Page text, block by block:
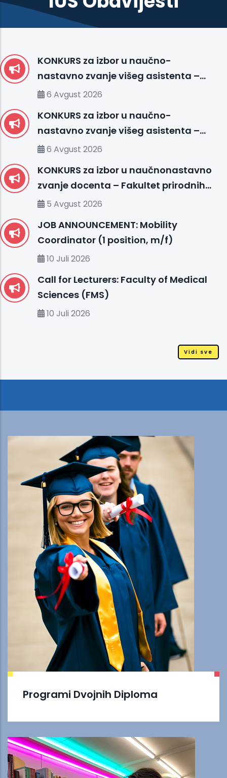
KONKURS za izbor u naučno-
nastavno zvanje višeg asistenta –
Medicinska biologija sa genetikom
6 Avgust 2026
KONKURS za izbor u naučno-
nastavno zvanje višeg asistenta –
Fakultet medicinskih nauka (FMS)
6 Avgust 2026
KONKURS za izbor u naučnonastavno
zvanje docenta – Fakultet prirodnih i
tehničkih nauka (FENS)
5 Avgust 2026
JOB ANNOUNCEMENT: Mobility
Coordinator (1 position, m/f)
10 Juli 2026
Call for Lecturers: Faculty of Medical
Sciences (FMS)
10 Juli 2026
Vidi sve
Programi Dvojnih Diploma